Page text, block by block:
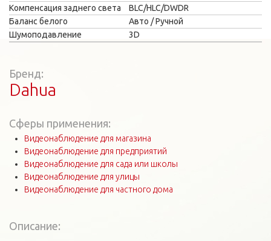
Компенсация заднего света
BLC/HLC/DWDR
Баланс белого
Авто / Ручной
Шумоподавление
3D
Бренд:
Dahua
Сферы применения:
Видеонаблюдение для магазина
Видеонаблюдение для предприятий
Видеонаблюдение для сада или школы
Видеонаблюдение для улицы
Видеонаблюдение для частного дома
Описание: